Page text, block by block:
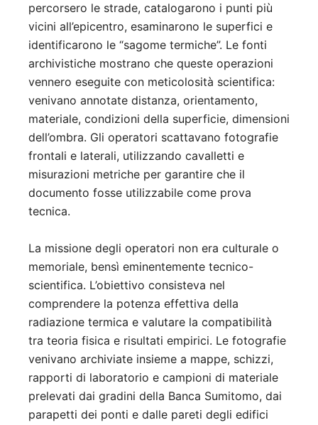
percorsero le strade, catalogarono i punti più
vicini all’epicentro, esaminarono le superfici e
identificarono le “sagome termiche”. Le fonti
archivistiche mostrano che queste operazioni
vennero eseguite con meticolosità scientifica:
venivano annotate distanza, orientamento,
materiale, condizioni della superficie, dimensioni
dell’ombra. Gli operatori scattavano fotografie
frontali e laterali, utilizzando cavalletti e
misurazioni metriche per garantire che il
documento fosse utilizzabile come prova
tecnica.
La missione degli operatori non era culturale o
memoriale, bensì eminentemente tecnico-
scientifica. L’obiettivo consisteva nel
comprendere la potenza effettiva della
radiazione termica e valutare la compatibilità
tra teoria fisica e risultati empirici. Le fotografie
venivano archiviate insieme a mappe, schizzi,
rapporti di laboratorio e campioni di materiale
prelevati dai gradini della Banca Sumitomo, dai
parapetti dei ponti e dalle pareti degli edifici